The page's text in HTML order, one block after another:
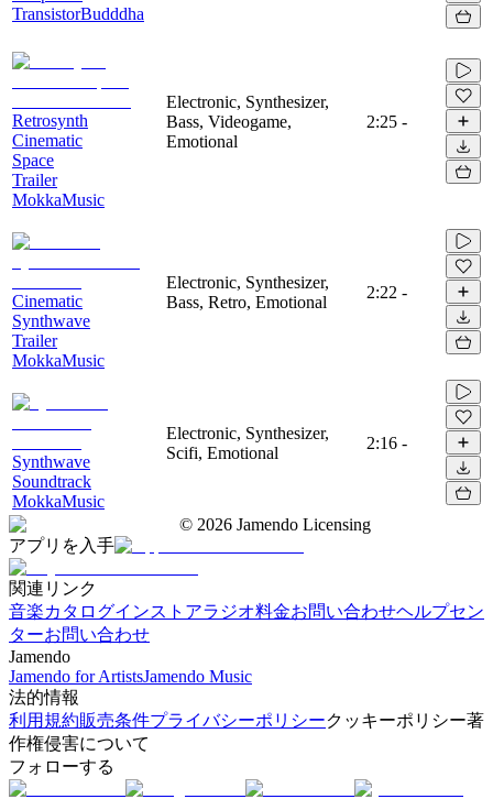
TransistorBudddha
Retrosynth
Cinematic
Space
Trailer
MokkaMusic
Electronic, Synthesizer,
Bass, Videogame,
Emotional
2:25 -
Cinematic
Synthwave
Trailer
MokkaMusic
Electronic, Synthesizer,
Bass, Retro, Emotional
2:22 -
Synthwave
Soundtrack
MokkaMusic
Electronic, Synthesizer,
Scifi, Emotional
2:16 -
© 2026 Jamendo Licensing
アプリを入手
関連リンク
音楽カタログインストアラジオ料金お問い合わせヘルプセン
ターお問い合わせ
Jamendo
Jamendo for ArtistsJamendo Music
法的情報
利用規約販売条件プライバシーポリシークッキーポリシー著
作権侵害について
フォローする